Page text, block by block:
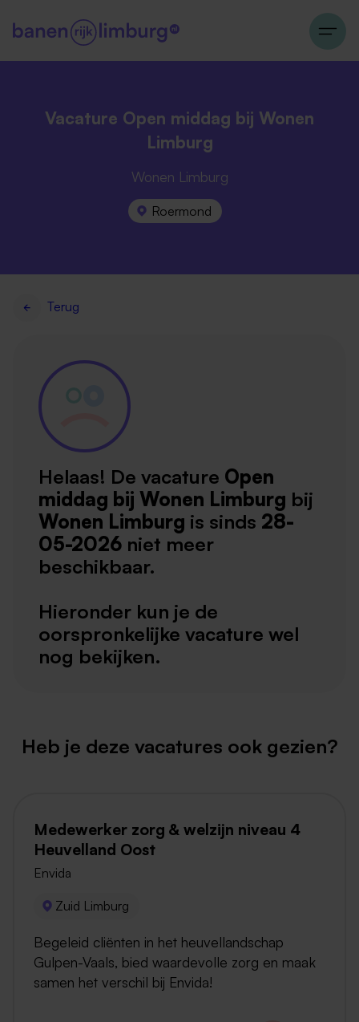
Vacature Open middag bij Wonen
Limburg
Wonen Limburg
Roermond
Terug
Helaas! De vacature Open
middag bij Wonen Limburg bij
Wonen Limburg is sinds 28-
05-2026 niet meer
beschikbaar.
Hieronder kun je de
oorspronkelijke vacature wel
nog bekijken.
Heb je deze vacatures ook gezien?
Medewerker zorg & welzijn niveau 4
Heuvelland Oost
Envida
Zuid Limburg
Begeleid cliënten in het heuvellandschap
Gulpen-Vaals, bied waardevolle zorg en maak
samen het verschil bij Envida!